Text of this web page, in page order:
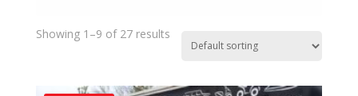
Showing 1–9 of 27 results